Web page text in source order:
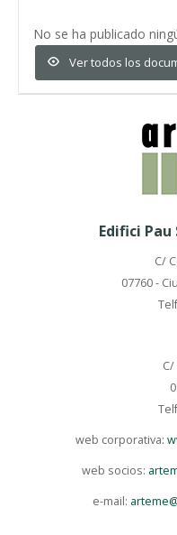
No se ha publicado
Ver todos los
Edifici
C/
07760 -
web corporativa:
web socios:
e-mail: